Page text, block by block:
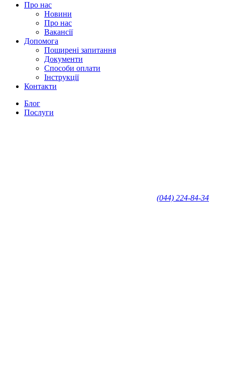
Про нас
Новини
Про нас
Вакансії
Допомога
Поширені запитання
Документи
Способи оплати
Інструкції
Контакти
Блог
Послуги
(044) 224-84-34